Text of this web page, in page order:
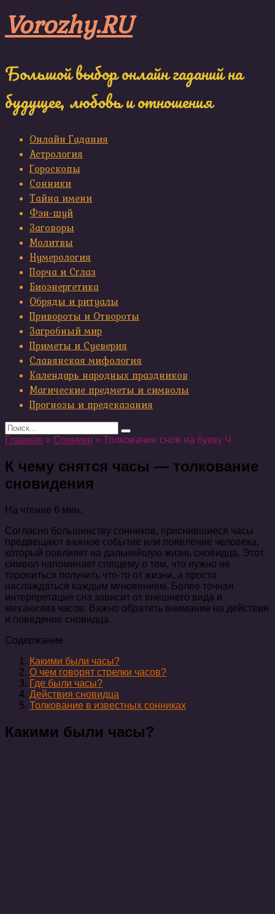
to
content
Vorozhy.RU
Большой выбор онлайн гаданий на
будущее, любовь и отношения
Онлайн Гадания
Астрология
Гороскопы
Сонники
Тайна имени
Фэн-шуй
Заговоры
Молитвы
Нумерология
Порча и Сглаз
Биоэнергетика
Обряды и ритуалы
Привороты и Отвороты
Загробный мир
Приметы и Суеверия
Славянская мифология
Календарь народных праздников
Магические предметы и символы
Прогнозы и предсказания
Search
for:
Главная » Сонники » Толкование снов на букву Ч
К чему снятся часы — толкование
сновидения
На чтение 6 мин.
Согласно большинству сонников, приснившиеся часы
предвещают важное событие или появление человека,
который повлияет на дальнейшую жизнь сновидца. Этот
символ напоминает спящему о том, что нужно не
торопиться получить что-то от жизни, а просто
наслаждаться каждым мгновением. Более точная
интерпретация сна зависит от внешнего вида и
механизма часов. Важно обратить внимание на действия
и поведение сновидца.
Содержание
Какими были часы?
О чем говорят стрелки часов?
Где были часы?
Действия сновидца
Толкование в известных сонниках
Какими были часы?